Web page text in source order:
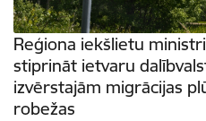
Reģiona iekšlietu
stiprināt ietvaru
izvērstajām migrācijas
robežas